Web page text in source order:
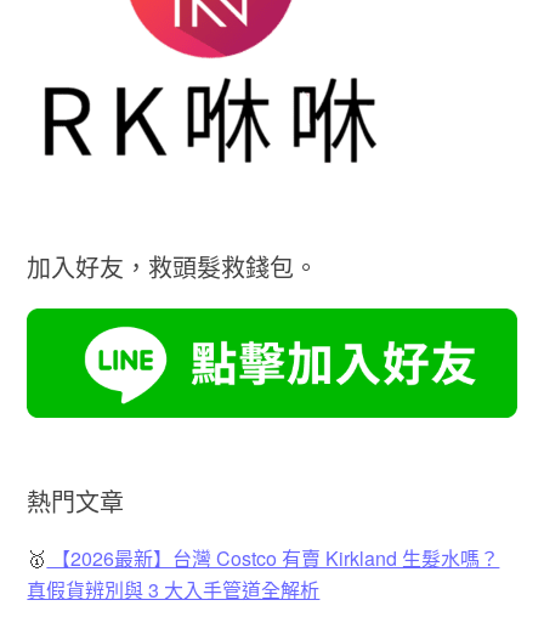
加入好友，救頭髮救錢包。
熱門文章
🥇
【2026最新】台灣 Costco 有賣 Kirkland 生髮水嗎？
真假貨辨別與 3 大入手管道全解析